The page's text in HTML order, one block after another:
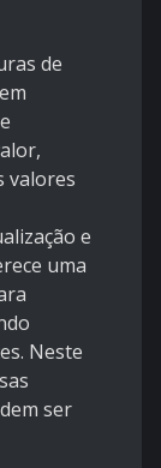
de
valores
e
uma
Neste
ser